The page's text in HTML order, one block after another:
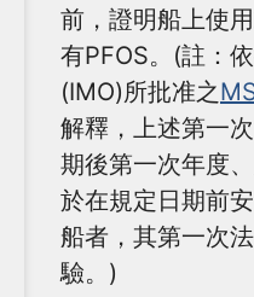
前，證明船上使
有PFOS。(註：
(IMO)所批准之
解釋，上述第一
期後第一次年度
於在規定日期前
船者，其第一次
驗。)